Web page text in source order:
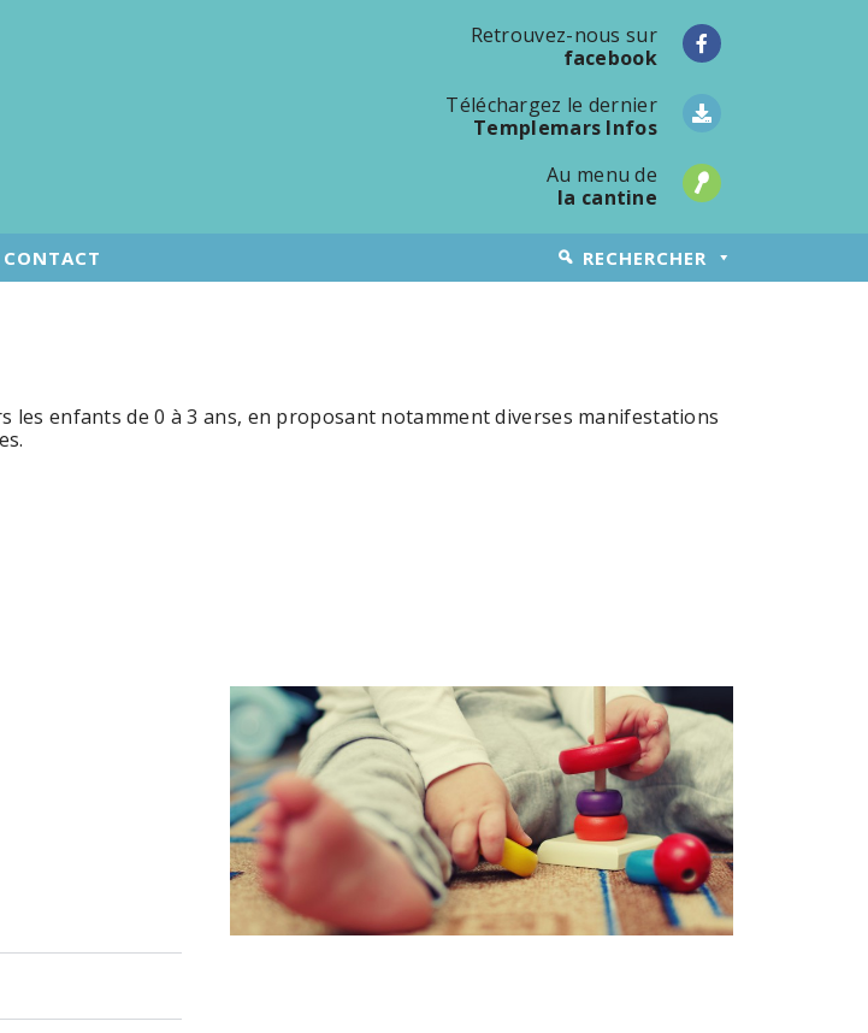
Retrouvez-nous sur
facebook
Téléchargez le dernier
Templemars Infos
Au menu de
la cantine
CONTACT RECHERCHER
les enfants de 0 à 3 ans, en proposant notamment diverses manifestations